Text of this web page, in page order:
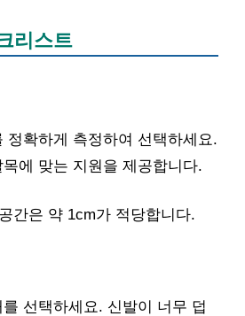
리스트
정확하게 측정하여 선택하세요.
에 맞는 지원을 제공합니다.
간은 약 1cm가 적당합니다.
선택하세요. 신발이 너무 덥